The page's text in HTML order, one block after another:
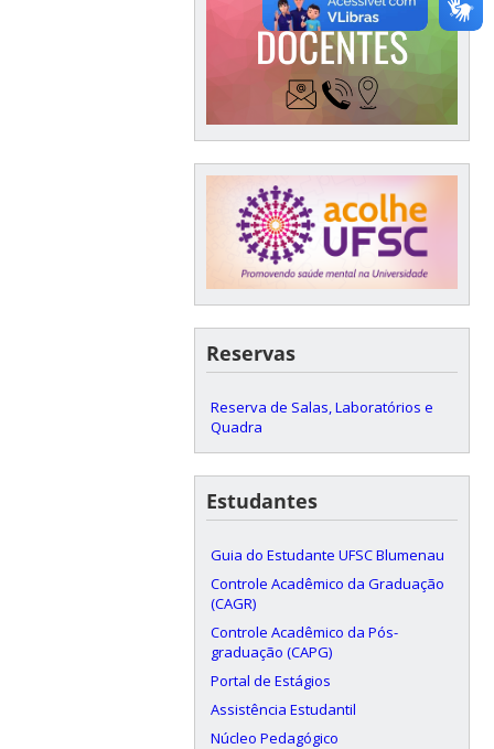
Reservas
Reserva de Salas, Laboratórios e
Quadra
Estudantes
Guia do Estudante UFSC Blumenau
Controle Acadêmico da Graduação
(CAGR)
Controle Acadêmico da Pós-
graduação (CAPG)
Portal de Estágios
Assistência Estudantil
Núcleo Pedagógico